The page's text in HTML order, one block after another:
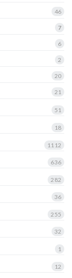
46
7
6
2
20
21
51
18
1112
636
282
36
255
32
1
12